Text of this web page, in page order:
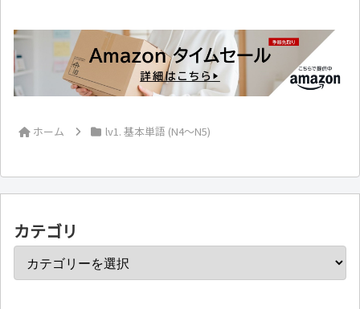
ホーム lv1. 基本単語 (N4～N5)
カテゴリ